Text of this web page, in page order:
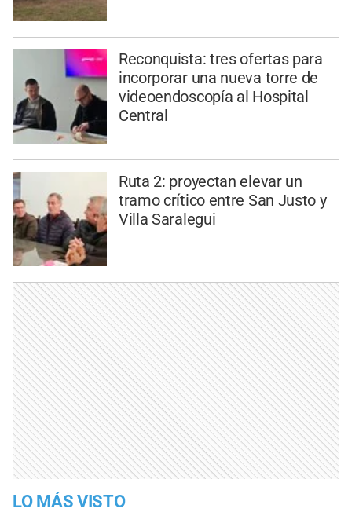
Reconquista: tres ofertas para
incorporar una nueva torre de
videoendoscopía al Hospital
Central
Ruta 2: proyectan elevar un
tramo crítico entre San Justo y
Villa Saralegui
LO MÁS VISTO